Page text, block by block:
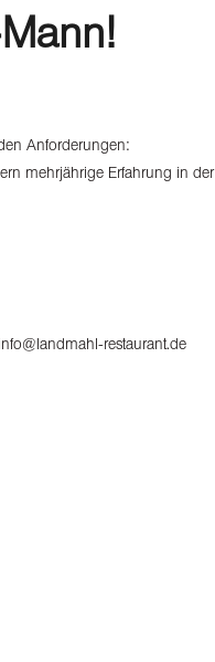
Anforderungen:
mehrjährige Erfahrung in der
restaurant.de